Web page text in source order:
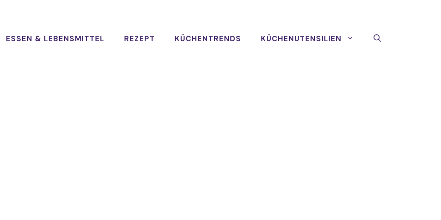
ESSEN & LEBENSMITTEL REZEPT KÜCHENTRENDS KÜCHENUTENSILIEN